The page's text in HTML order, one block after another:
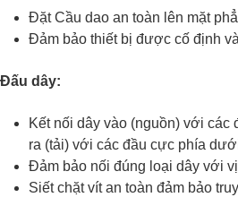
Đặt Cầu dao an toàn lên mặt
Đảm bảo thiết bị được cố định
Đấu dây:
Kết nối dây vào (nguồn) với các
ra (tải) với các đầu cực phía
Đảm bảo nối đúng loại dây với
Siết chặt vít an toàn đảm bảo